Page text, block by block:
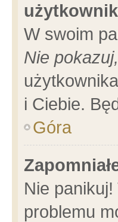
W swoim
Nie
i Ciebie.
Góra
Nie
problemu